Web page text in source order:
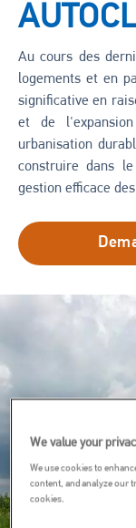
Au cours des
logements et en
significative en
et de
urbanisation
construire dans
gestion efficace
We value your
We use cookies to
content, and analyze our
cookies.